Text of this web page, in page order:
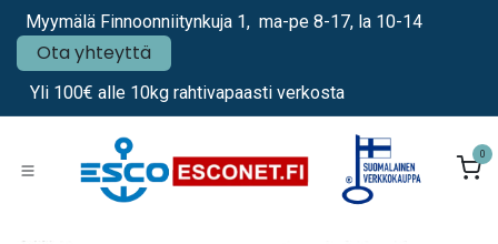
Siirry sisältöön
Myymälä Finnoonniitynkuja 1, ma-pe 8-17, la 10-14
Ota yhteyttä
Yli 100€ alle 10kg rahtivapaasti verkosta
0